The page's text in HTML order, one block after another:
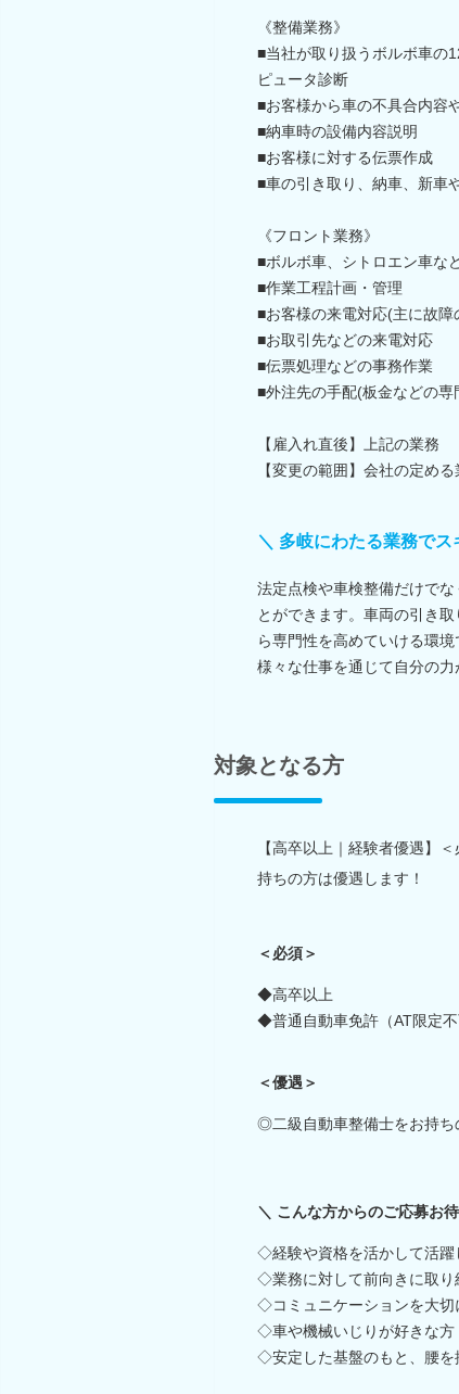
《整備業務》
■当社が取り扱うボルボ車の
ピュータ診断
■お客様から車の不具合内容
■納車時の設備内容説明
■お客様に対する伝票作成
■車の引き取り、納車、新
《フロント業務》
■ボルボ車、シトロエン車な
■作業工程計画・管理
■お客様の来電対応(主に故障
■お取引先などの来電対応
■伝票処理などの事務作業
■外注先の手配(板金などの専
【雇入れ直後】上記の業務
【変更の範囲】会社の定める
＼ 多岐にわたる業務でス
法定点検や車検整備だけで
とができます。車両の引き
ら専門性を高めていける環境
様々な仕事を通じて自分の力
対象となる方
【高卒以上｜経験者優遇】
持ちの方は優遇します！
＜必須＞
◆高卒以上
◆普通自動車免許（AT限定不
＜優遇＞
◎二級自動車整備士をお持ち
＼ こんな方からのご応募お
◇経験や資格を活かして活躍
◇業務に対して前向きに取り
◇コミュニケーションを大切
◇車や機械いじりが好きな方
◇安定した基盤のもと、腰を